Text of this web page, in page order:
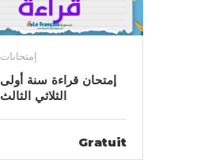
إمتحانات
إمتحان قراءة سنة أولى
الثلاثي الثالث
Gratuit